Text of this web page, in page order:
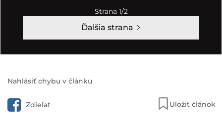
Strana 1/2
Ďalšia strana
Nahlásiť chybu v článku
Zdieľať Uložiť článok